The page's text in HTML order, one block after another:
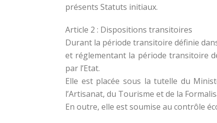
présents Statuts initiaux.
Article 2 : Dispositions transitoires
Durant la période transitoire définie
et réglementant la période transitoire
par l’Etat.
Elle est placée sous la tutelle du
l’Artisanat, du Tourisme et de la
En outre, elle est soumise au contrôle